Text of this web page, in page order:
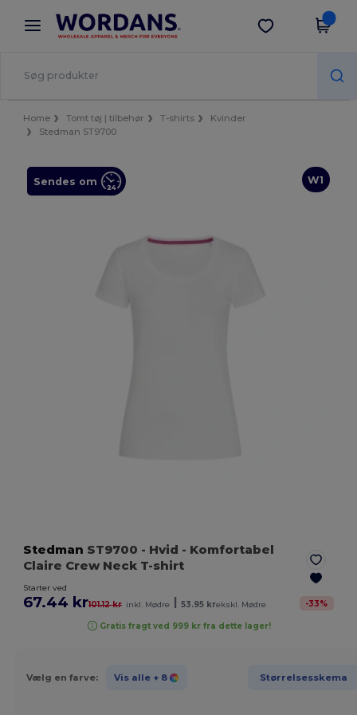
× Wordans-app
Bedre priser i appen!
Hent app
Home Tomt tøj | tilbehør T-shirts
Kvinder
Stedman ST9700
W1
Sendes om
Stedman ST9700 - Hvid - Komfortabel
Claire Crew Neck T-shirt
Starter ved
67.44 kr101.12 kr inkl. Mødre 53.95 krekskl. Mødre -33%
Gratis fragt ved 999 kr fra dette lager!
Vælg en farve: Vis alle + 8 Størrelsesskema